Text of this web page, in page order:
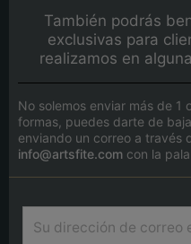
También podrás
exclusivas para
realizamos en
No solemos enviar más de 1
formas, puedes darte de
enviando un correo a través
info@artsfite.com con la